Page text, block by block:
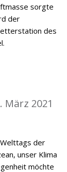
sorgte
der
des
2021
der
unser Klima
möchte